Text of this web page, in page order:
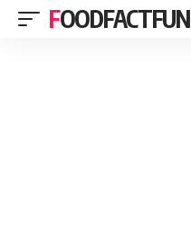
FOODFACTFUN